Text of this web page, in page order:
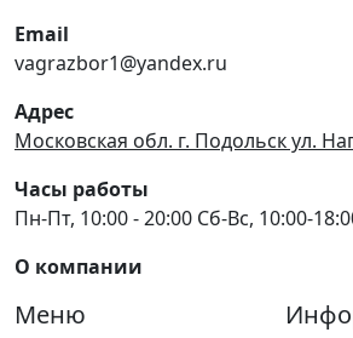
Email
vagrazbor1@yandex.ru
Адрес
Московская обл. г. Подольск ул.
Часы работы
Пн-Пт, 10:00 - 20:00 Сб-Вс, 10:00-
О компании
Меню